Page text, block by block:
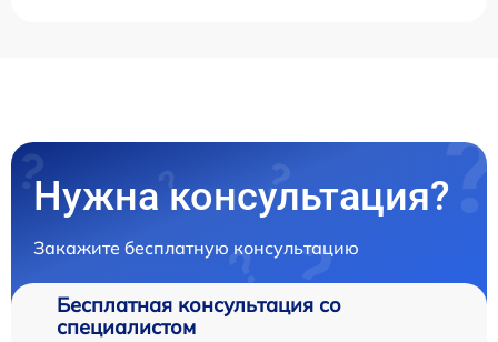
Нужна консультация?
Закажите бесплатную консультацию
Бесплатная консультация со
специалистом